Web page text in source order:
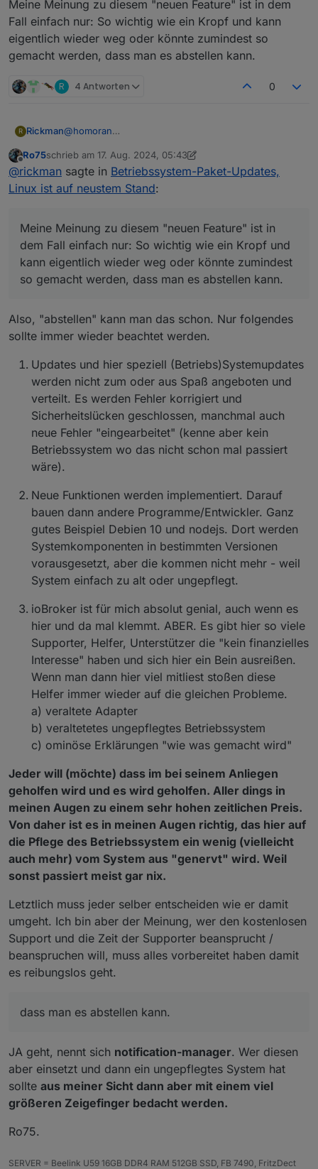
Meine Meinung zu diesem "neuen Feature" ist in dem
Fall einfach nur: So wichtig wie ein Kropf und kann
eigentlich wieder weg oder könnte zumindest so
gemacht werden, dass man es abstellen kann.
R 4 Antworten 0
R Rickman@homoran
ein Betriebssystemupdate da ist. Das gab es so
vorher nicht - da kam der Punkt nur, wenn was
wirklich wichtiges passiert ist, worum man sich
@Thomas-Braun
Danke für den Hinweis, das weiß ich ebenfalls. Nur
mache ich das gerne ohne ständig beim öffnen vom
Sorry, hilfreich waren beide Antworten jetzt nicht!
gereicht.
Fall einfach nur: So wichtig wie ein Kropf und kann
eigentlich wieder weg oder könnte zumindest so
gemacht werden, dass man es abstellen kann.
Offline
Ro75schrieb am 17. Aug. 2024, 05:43
zuletzt editiert von Ro75
@rickman sagte in Betriebssystem-Paket-Updates,
Linux ist auf neustem Stand:
Meine Meinung zu diesem "neuen Feature" ist in
dem Fall einfach nur: So wichtig wie ein Kropf und
kann eigentlich wieder weg oder könnte zumindest
so gemacht werden, dass man es abstellen kann.
Also, "abstellen" kann man das schon. Nur folgendes
sollte immer wieder beachtet werden.
Updates und hier speziell (Betriebs)Systemupdates
werden nicht zum oder aus Spaß angeboten und
verteilt. Es werden Fehler korrigiert und
Sicherheitslücken geschlossen, manchmal auch
neue Fehler "eingearbeitet" (kenne aber kein
Betriebssystem wo das nicht schon mal passiert
wäre).
Neue Funktionen werden implementiert. Darauf
bauen dann andere Programme/Entwickler. Ganz
gutes Beispiel Debien 10 und nodejs. Dort werden
Systemkomponenten in bestimmten Versionen
vorausgesetzt, aber die kommen nicht mehr - weil
System einfach zu alt oder ungepflegt.
ioBroker ist für mich absolut genial, auch wenn es
hier und da mal klemmt. ABER. Es gibt hier so viele
Supporter, Helfer, Unterstützer die "kein finanzielles
Interesse" haben und sich hier ein Bein ausreißen.
Wenn man dann hier viel mitliest stoßen diese
Helfer immer wieder auf die gleichen Probleme.
a) veraltete Adapter
b) veraltetetes ungepflegtes Betriebssystem
c) ominöse Erklärungen "wie was gemacht wird"
Jeder will (möchte) dass im bei seinem Anliegen
geholfen wird und es wird geholfen. Aller dings in
meinen Augen zu einem sehr hohen zeitlichen Preis.
Von daher ist es in meinen Augen richtig, das hier auf
die Pflege des Betriebssystem ein wenig (vielleicht
auch mehr) vom System aus "genervt" wird. Weil
sonst passiert meist gar nix.
Letztlich muss jeder selber entscheiden wie er damit
umgeht. Ich bin aber der Meinung, wer den kostenlosen
Support und die Zeit der Supporter beansprucht /
beanspruchen will, muss alles vorbereitet haben damit
es reibungslos geht.
dass man es abstellen kann.
JA geht, nennt sich notification-manager. Wer diesen
aber einsetzt und dann ein ungepflegtes System hat
sollte aus meiner Sicht dann aber mit einem viel
größeren Zeigefinger bedacht werden.
Ro75.
SERVER = Beelink U59 16GB DDR4 RAM 512GB SSD, FB 7490, FritzDect